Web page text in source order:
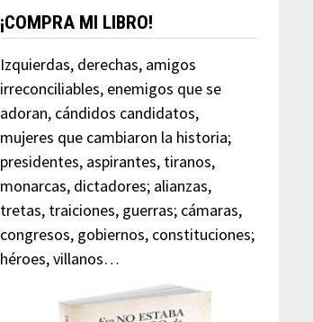
¡COMPRA MI LIBRO!
Izquierdas, derechas, amigos
irreconciliables, enemigos que se
adoran, cándidos candidatos,
mujeres que cambiaron la historia;
presidentes, aspirantes, tiranos,
monarcas, dictadores; alianzas,
tretas, traiciones, guerras; cámaras,
congresos, gobiernos, constituciones;
héroes, villanos…